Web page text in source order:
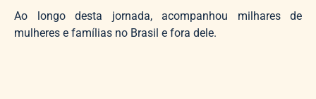
Ao longo desta jornada, acompanhou milhares de
mulheres e famílias no Brasil e fora dele.